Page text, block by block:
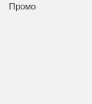
Промо